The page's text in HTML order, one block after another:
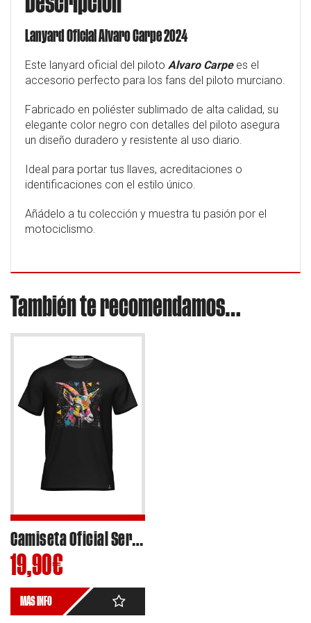
Lanyard Oficial Alvaro Carpe 2024
Este lanyard oficial del piloto Alvaro Carpees el
accesorio perfecto para los fans del piloto murciano.
Fabricado en poliéster sublimado de alta calidad, su
elegante color negro con detalles del piloto asegura
un diseño duradero y resistente al uso diario.
Ideal para portar tus llaves, acreditaciones o
identificaciones con el estilo único.
Añádelo a tu colección y muestra tu pasión por el
motociclismo.
También te recomendamos…
Camiseta Oficial Sergio Garcia Dols #03 Moto2 2024 – Ref.SG2403
19,90 €
MÁS INFO